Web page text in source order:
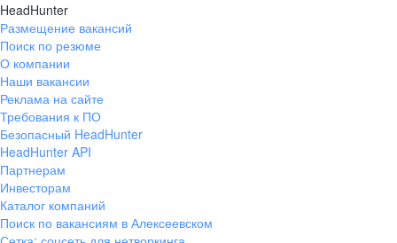
HeadHunter
Размещение вакансий
Поиск по резюме
О компании
Наши вакансии
Реклама на сайте
Требования к ПО
Безопасный HeadHunter
HeadHunter API
Партнерам
Инвесторам
Каталог компаний
Поиск по вакансиям в Алексеевском